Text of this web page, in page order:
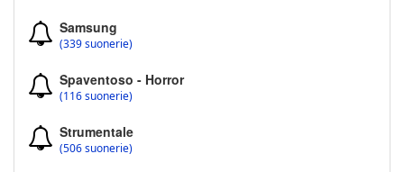
Samsung
(339 suonerie)
Spaventoso - Horror
(116 suonerie)
Strumentale
(506 suonerie)